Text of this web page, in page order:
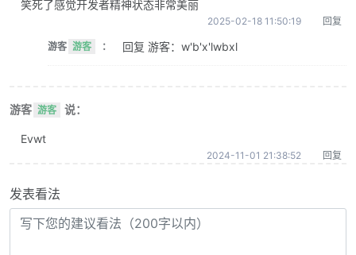
笑死了感觉开发者精神状态非常美丽
2025-02-18 11:50:19 回复
游客 游客 ： 回复 游客：w'b'x'lwbxl
游客 游客 说：
Evwt
2024-11-01 21:38:52 回复
发表看法